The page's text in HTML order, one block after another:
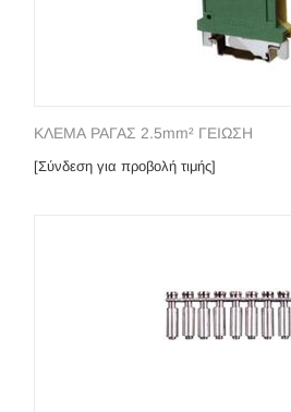
ΚΛΕΜΑ ΡΑΓΑΣ 2.5mm² ΓΕΙΩΣΗ
[Σύνδεση για προβολή τιμής]